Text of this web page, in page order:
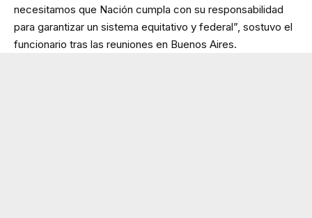
necesitamos que Nación cumpla con su responsabilidad
para garantizar un sistema equitativo y federal”, sostuvo el
funcionario tras las reuniones en Buenos Aires.